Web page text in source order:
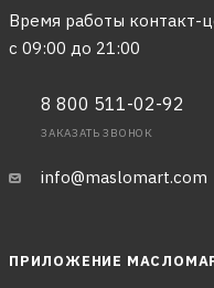
Время работы контакт-
с 09:00 до 21:00
8 800 511-02-92
ЗАКАЗАТЬ ЗВОНОК
info@maslomart.com
ПРИЛОЖЕНИЕ